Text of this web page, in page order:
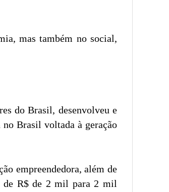
mas também no social,
do Brasil, desenvolveu e
Brasil voltada à geração
empreendedora, além de
de R$ de 2 mil para 2 mil